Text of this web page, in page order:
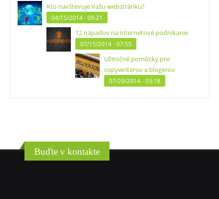
Kto navštevuje Vašu webstránku?
04/15/2014 - 09:21
12 nápadov na internetové podnikanie
07/15/2014 - 07:55
Užitočné pomôcky pre
copywriterov a blogerov
07/29/2014 - 03:18
Buďte v kontakte